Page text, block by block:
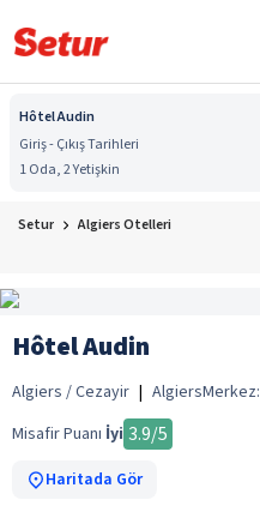
Hôtel Audin
Giriş - Çıkış Tarihleri
1 Oda, 2 Yetişkin
Setur Algiers Otelleri
Hôtel Audin
Algiers / Cezayir | AlgiersMerkez:
Misafir Puanı İyi 3.9/5
Haritada Gör